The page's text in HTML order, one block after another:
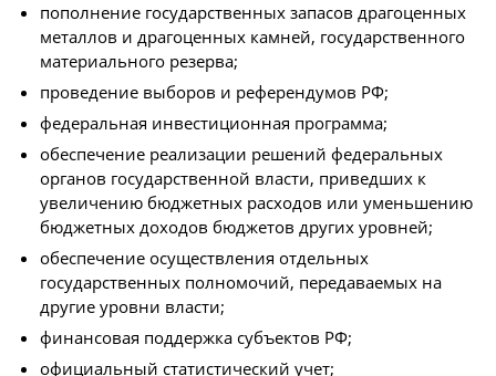
пополнение государственных запасов драгоценных
металлов и драгоценных камней, государственного
материального резерва;
проведение выборов и референдумов РФ;
федеральная инвестиционная программа;
обеспечение реализации решений федеральных
органов государственной власти, приведших к
увеличению бюджетных расходов или уменьшению
бюджетных доходов бюджетов других уровней;
обеспечение осуществления отдельных
государственных полномочий, передаваемых на
другие уровни власти;
финансовая поддержка субъектов РФ;
официальный статистический учет;